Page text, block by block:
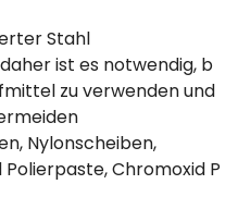
Stahl
ist es notwendig, b
zu verwenden und
Nylonscheiben,
Chromoxid P